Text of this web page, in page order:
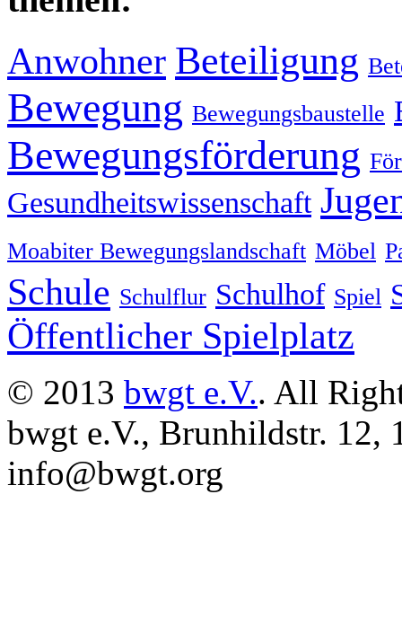
Anwohner Beteiligung
Bewegung Bewegungsbaustelle
Bewegungsförderung
Gesundheitswissenschaft
Moabiter Bewegungslandschaft Möbel
Schule Schulflur Schulhof Spiel
Öffentlicher Spielplatz
© 2013 bwgt e.V.. All
bwgt e.V., Brunhildstr. 12,
info@bwgt.org